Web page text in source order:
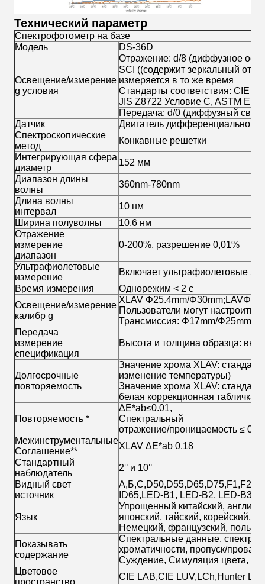
Технический параметр
Спектрофотометр на базе
Модель
DS-36D
Освещение/измерение
g условия
Отражение: d/8 (диффузное
SCI ((содержит зеркальный
измеряется в то же время
Стандарты соответствия: CIE
JIS Z8722 Условие C, ASTM
Передача: d/0 (диффузный свет,
Датчик
Двигатель дифференциального
Спектроскопические
метод
Конкавные решетки
Интегрирующая сфера
диаметр
152 мм
Диапазон длины
волны
360nm-780nm
Длина волны
интервал
10 нм
Ширина полуволны
10,6 нм
Отражение
измерение
диапазон
0-200%, разрешение 0,01%
Ультрафиолетовые
измерение
Включает ультрафиолетовые
Время измерения
Однорежим < 2 с
Освещение/измерение
калибр g
XLAV Φ25.4mm/
Пользователи могут настроить
Трансмиссия: Φ17mm/Φ25mm
Передача
измерение
спецификация
Высота и толщина образца:
Долгосрочные
повторяемость
Значение хрома XLAV:
изменение температуры)
Значение хрома XLAV:
белая коррекционная табличка
Повторяемость *
ΔE*ab≤0.01,
Спектральный
отражение/проницаемость ≤
Межинструментальные
Соглашение**
XLAV ΔE*ab 0.18
Стандартный
наблюдатель
2° и 10°
Видный свет
источник
ID65,LED-B1, LED-B2, LED-B3,
Язык
Упрощенный китайский,
японский, тайский, корейский,
Немецкий, французский,
Показывать
содержание
Спектральные данные,
хроматичности, пропуск/провал
Суждение, Симуляция цвета,
Цветовое
CIE LAB,CIE LUV,LCh,Hunter